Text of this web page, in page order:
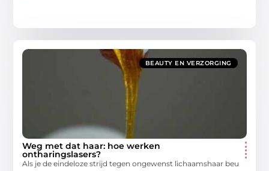
BEAUTY EN VERZORGING
Weg met dat haar: hoe werken
ontharingslasers?
Als je de eindeloze strijd tegen ongewenst lichaamshaar beu